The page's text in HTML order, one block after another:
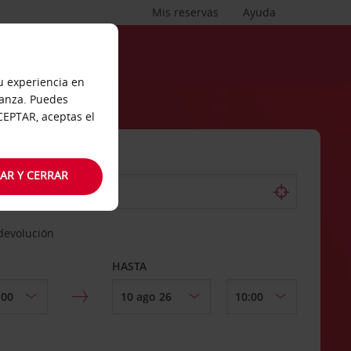
Ayuda
Mis reservas
HASTA
experiencia en
Puedes
aceptas el
Y CERRAR